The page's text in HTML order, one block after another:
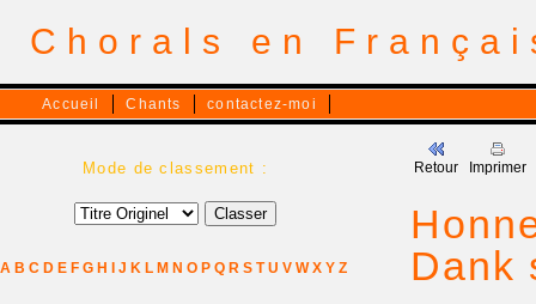
Chorals en
Accueil Chants contactez-moi
Mode de classement :
A B C D E F G H J K L M N O P Q R S T U V W X Y Z
Retour Imprimer
Dank